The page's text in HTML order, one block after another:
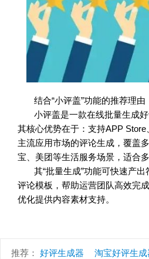
结合“小评盖”功能的推荐理由
小评盖是一款在线批量生成好
其核心优势在于：支持APP
主流应用市场的评论生成，覆盖
宝、美团等生活服务场景，适合
其“批量生成”功能可快速产出
评论模板，帮助运营团队高效完
优化提供内容素材支持。
推荐： 好评生成器 淘宝好评生